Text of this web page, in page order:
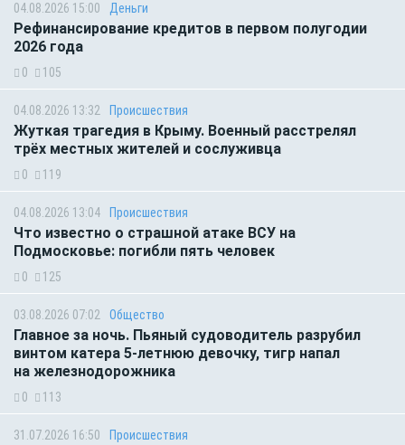
04.08.2026 15:00 Деньги
Рефинансирование кредитов в первом полугодии
2026 года
0 105
04.08.2026 13:32 Происшествия
Жуткая трагедия в Крыму. Военный расстрелял
трёх местных жителей и сослуживца
0 119
04.08.2026 13:04 Происшествия
Что известно о страшной атаке ВСУ на
Подмосковье: погибли пять человек
0 125
03.08.2026 07:02 Общество
Главное за ночь. Пьяный судоводитель разрубил
винтом катера 5-летнюю девочку, тигр напал
на железнодорожника
0 113
31.07.2026 16:50 Происшествия